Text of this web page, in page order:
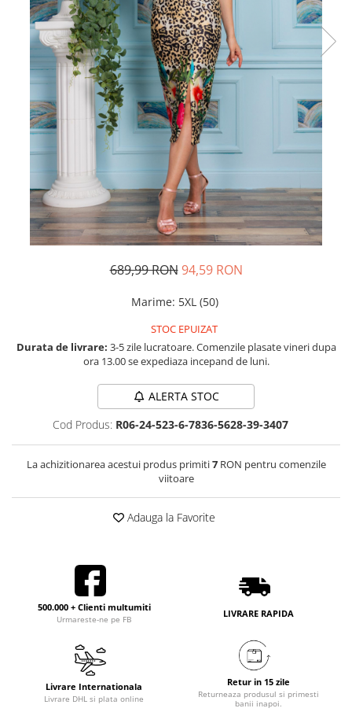
Rochii din dantela
Rochii din tafta
Rochii cu paiete
Rochii din tul
Rochii din catifea
Rochii din Barbie/Bistrech
Rochii din saten
Rochii voal
Rochii cu imprimeu
689,99 RON 94,59 RON
Marime: 5XL (50)
STOC EPUIZAT
Durata de livrare: 3-5 zile lucratoare. Comenzile plasate vineri dupa
ora 13.00 se expediaza incepand de luni.
ALERTA STOC
Cod Produs: R06-24-523-6-7836-5628-39-3407
La achizitionarea acestui produs primiti7RON pentru comenzile
viitoare
Adauga la Favorite
500.000 + Clienti multumiti
Urmareste-ne pe FB
LIVRARE RAPIDA
Livrare Internationala
Livrare DHL si plata online
Retur in 15 zile
Returneaza produsul si primesti
banii inapoi.